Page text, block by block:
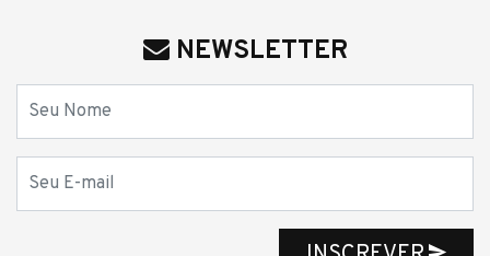
NEWSLETTER